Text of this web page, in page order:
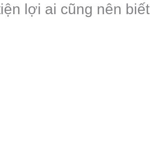
lợi ai cũng nên biết